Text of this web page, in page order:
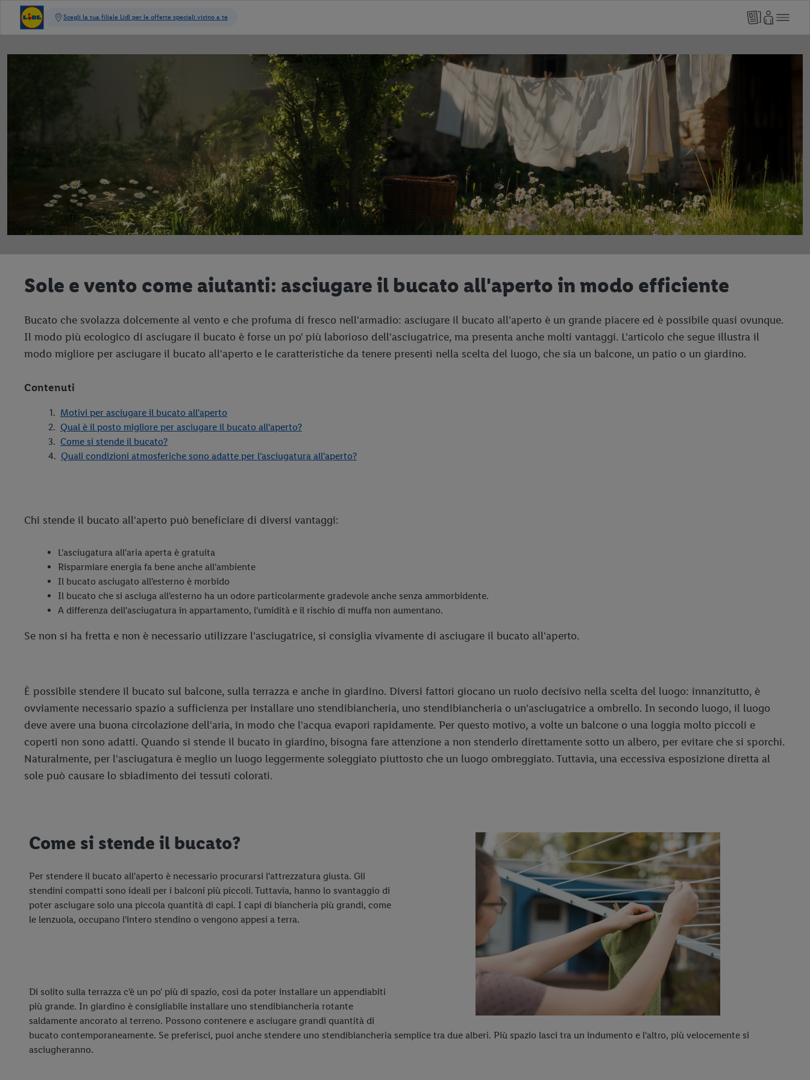
Sole e vento come aiutanti: asciugare il bucato all'aperto in modo efficiente
Bucato che svolazza dolcemente al vento e che profuma di fresco nell'armadio: asciugare il bucato all'aperto è un grande piacere ed è possibile quasi ovunque.
Il modo più ecologico di asciugare il bucato è forse un po' più laborioso dell'asciugatrice, ma presenta anche molti vantaggi. L'articolo che segue illustra il
modo migliore per asciugare il bucato all'aperto e le caratteristiche da tenere presenti nella scelta del luogo, che sia un balcone, un patio o un giardino.
Contenuti
Motivi per asciugare il bucato all'aperto
Qual è il posto migliore per asciugare il bucato all'aperto?
Come si stende il bucato?
Quali condizioni atmosferiche sono adatte per l'asciugatura all'aperto?
Chi stende il bucato all'aperto può beneficiare di diversi vantaggi:
L'asciugatura all'aria aperta è gratuita
Risparmiare energia fa bene anche all'ambiente
Il bucato asciugato all'esterno è morbido
Il bucato che si asciuga all'esterno ha un odore particolarmente gradevole anche senza ammorbidente.
A differenza dell'asciugatura in appartamento, l'umidità e il rischio di muffa non aumentano.
Se non si ha fretta e non è necessario utilizzare l'asciugatrice, si consiglia vivamente di asciugare il bucato all'aperto.
È possibile stendere il bucato sul balcone, sulla terrazza e anche in giardino. Diversi fattori giocano un ruolo decisivo nella scelta del luogo: innanzitutto, è
ovviamente necessario spazio a sufficienza per installare uno stendibiancheria, uno stendibiancheria o un'asciugatrice a ombrello. In secondo luogo, il luogo
deve avere una buona circolazione dell'aria, in modo che l'acqua evapori rapidamente. Per questo motivo, a volte un balcone o una loggia molto piccoli e
coperti non sono adatti. Quando si stende il bucato in giardino, bisogna fare attenzione a non stenderlo direttamente sotto un albero, per evitare che si sporchi.
Naturalmente, per l'asciugatura è meglio un luogo leggermente soleggiato piuttosto che un luogo ombreggiato. Tuttavia, una eccessiva esposizione diretta al
sole può causare lo sbiadimento dei tessuti colorati.
Come si stende il bucato?
Per stendere il bucato all'aperto è necessario procurarsi l'attrezzatura giusta. Gli
stendini compatti sono ideali per i balconi più piccoli. Tuttavia, hanno lo svantaggio di
poter asciugare solo una piccola quantità di capi. I capi di biancheria più grandi, come
le lenzuola, occupano l'intero stendino o vengono appesi a terra.
Di solito sulla terrazza c'è un po' più di spazio, così da poter installare un appendiabiti
più grande. In giardino è consigliabile installare uno stendibiancheria rotante
saldamente ancorato al terreno. Possono contenere e asciugare grandi quantità di
bucato contemporaneamente. Se preferisci, puoi anche stendere uno stendibiancheria semplice tra due alberi. Più spazio lasci tra un indumento e l'altro, più velocemente si
asciugheranno.